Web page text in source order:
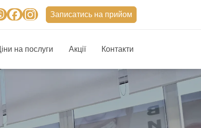
Записатись на прийом
на послуги Акції Контакти